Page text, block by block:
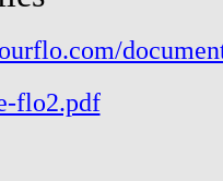
flo2.pdf